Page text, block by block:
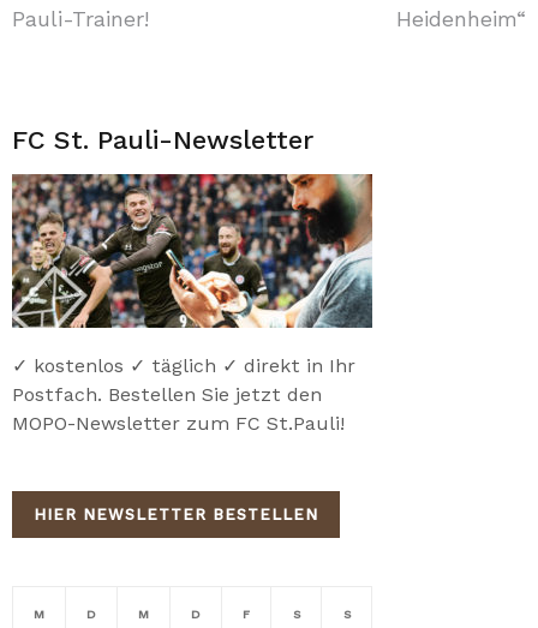
Pauli-Trainer!
Heidenheim“
FC St. Pauli-Newsletter
✓ kostenlos ✓ täglich ✓ direkt in Ihr
Postfach. Bestellen Sie jetzt den
MOPO-Newsletter zum FC St.Pauli!
HIER NEWSLETTER BESTELLEN
M D M D F S S